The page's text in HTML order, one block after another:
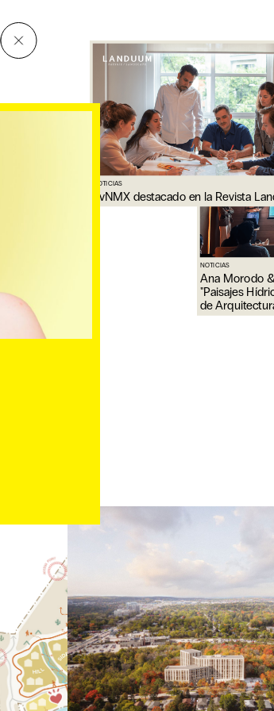
NOTICIAS
Ana Morodo
"Paisajes
de
NOTICIAS
SvNMX destacado en la Revista